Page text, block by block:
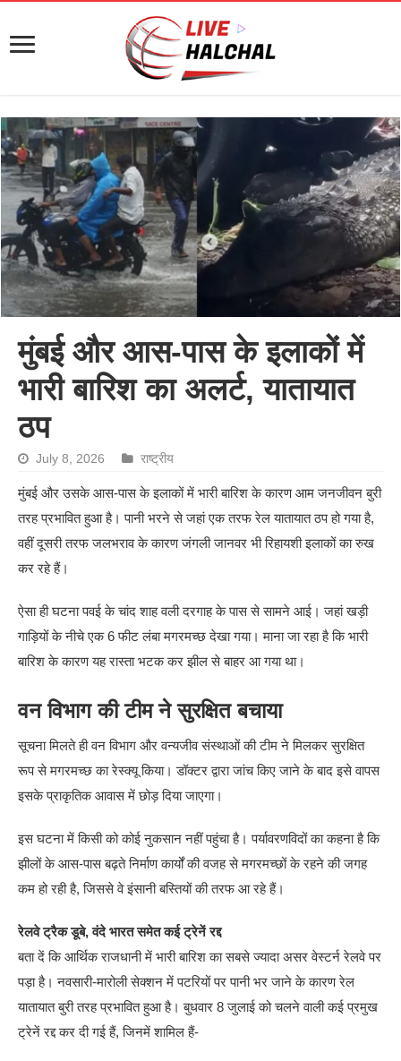
मुंबई और आस-पास के इलाकों में
भारी बारिश का अलर्ट, यातायात
ठप
July 8, 2026 राष्ट्रीय
मुंबई और उसके आस-पास के इलाकों में भारी बारिश के कारण आम जनजीवन बुरी
तरह प्रभावित हुआ है। पानी भरने से जहां एक तरफ रेल यातायात ठप हो गया है,
वहीं दूसरी तरफ जलभराव के कारण जंगली जानवर भी रिहायशी इलाकों का रुख
कर रहे हैं।
ऐसा ही घटना पवई के चांद शाह वली दरगाह के पास से सामने आई। जहां खड़ी
गाड़ियों के नीचे एक 6 फीट लंबा मगरमच्छ देखा गया। माना जा रहा है कि भारी
बारिश के कारण यह रास्ता भटक कर झील से बाहर आ गया था।
वन विभाग की टीम ने सुरक्षित बचाया
सूचना मिलते ही वन विभाग और वन्यजीव संस्थाओं की टीम ने मिलकर सुरक्षित
रूप से मगरमच्छ का रेस्क्यू किया। डॉक्टर द्वारा जांच किए जाने के बाद इसे वापस
इसके प्राकृतिक आवास में छोड़ दिया जाएगा।
इस घटना में किसी को कोई नुकसान नहीं पहुंचा है। पर्यावरणविदों का कहना है कि
झीलों के आस-पास बढ़ते निर्माण कार्यों की वजह से मगरमच्छों के रहने की जगह
कम हो रही है, जिससे वे इंसानी बस्तियों की तरफ आ रहे हैं।
रेलवे ट्रैक डूबे, वंदे भारत समेत कई ट्रेनें रद्द
बता दें कि आर्थिक राजधानी में भारी बारिश का सबसे ज्यादा असर वेस्टर्न रेलवे पर
पड़ा है। नवसारी-मारोली सेक्शन में पटरियों पर पानी भर जाने के कारण रेल
यातायात बुरी तरह प्रभावित हुआ है। बुधवार 8 जुलाई को चलने वाली कई प्रमुख
ट्रेनें रद्द कर दी गई हैं, जिनमें शामिल हैं-